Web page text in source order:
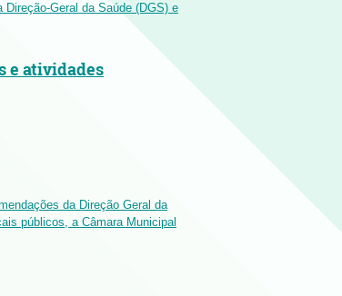
Geral da Saúde (DGS) e
e atividades
da Direção Geral da
públicos, a Câmara Municipal